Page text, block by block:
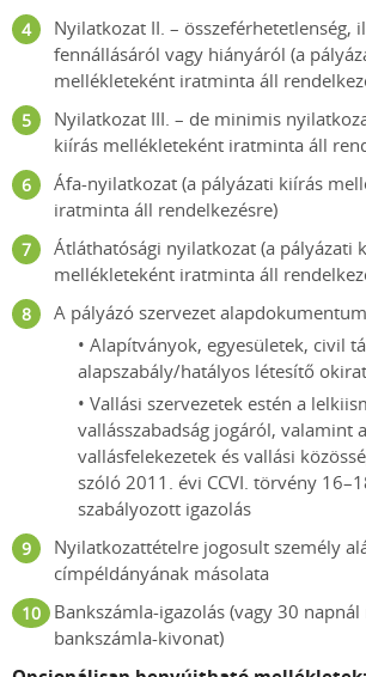
Nyilatkozat II. – összeférhetetlenség,
fennállásáról vagy hiányáról (a
mellékleteként iratminta áll
Nyilatkozat III. – de minimis
kiírás mellékleteként iratminta áll
Áfa-nyilatkozat (a pályázati kiírás
iratminta áll rendelkezésre)
Átláthatósági nyilatkozat (a pályázati
mellékleteként iratminta áll
A pályázó szervezet
• Alapítványok, egyesületek, civil
alapszabály/hatályos létesítő
• Vallási szervezetek estén a
vallásszabadság jogáról, valamint
vallásfelekezetek és vallási
szóló 2011. évi CCVI. törvény
szabályozott igazolás
Nyilatkozattételre jogosult személy
címpéldányának másolata
Bankszámla-igazolás (vagy 30
bankszámla-kivonat)